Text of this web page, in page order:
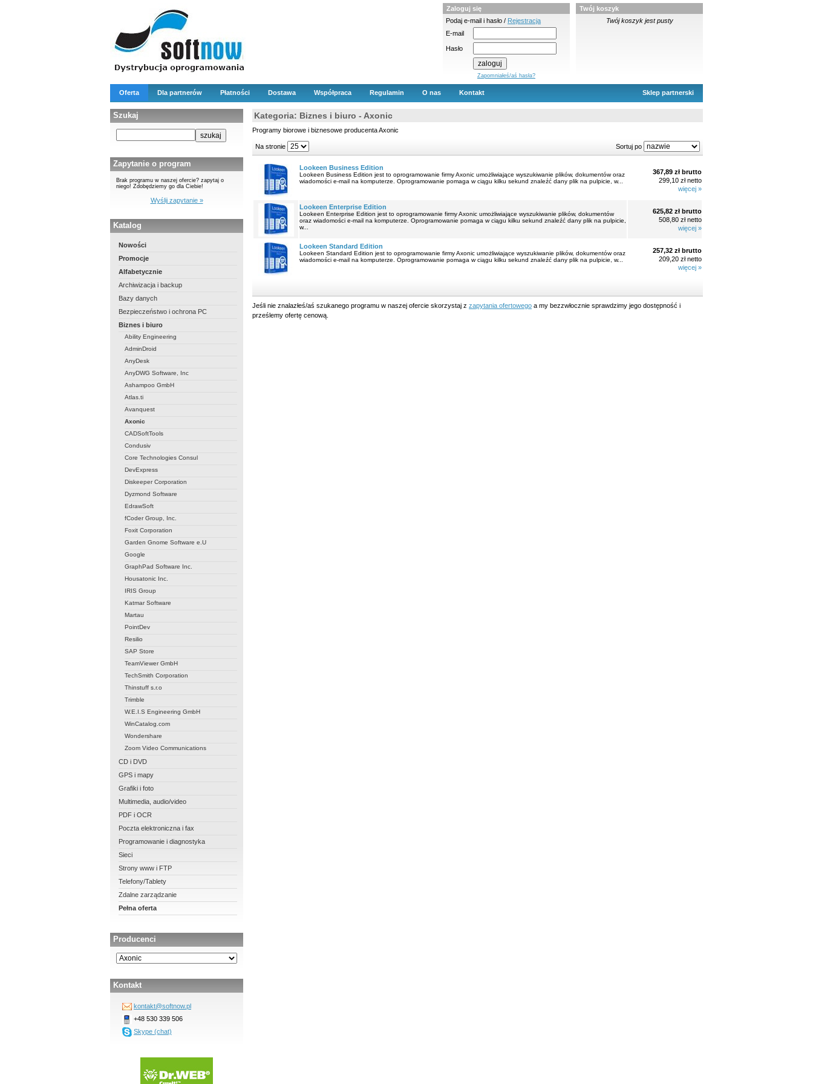
Zaloguj się
Podaj e-mail i hasło / Rejestracja
E-mail
Hasło
Zapomniałeś/aś hasła?
Twój koszyk
Twój koszyk jest pusty
Oferta Dla partnerów Płatności Dostawa Współpraca Regulamin O nas Kontakt Sklep partnerski
Szukaj
Zapytanie o program
Brak programu w naszej ofercie? zapytaj o
niego! Zdobędziemy go dla Ciebie!
Wyślij zapytanie »
Katalog
Nowości
Promocje
Alfabetycznie
Archiwizacja i backup
Bazy danych
Bezpieczeństwo i ochrona PC
Biznes i biuro
Ability Engineering
AdminDroid
AnyDesk
AnyDWG Software, Inc
Ashampoo GmbH
Atlas.ti
Avanquest
Axonic
CADSoftTools
Condusiv
Core Technologies Consul
DevExpress
Diskeeper Corporation
Dyzmond Software
EdrawSoft
fCoder Group, Inc.
Foxit Corporation
Garden Gnome Software e.U
Google
GraphPad Software Inc.
Housatonic Inc.
IRIS Group
Katmar Software
Martau
PointDev
Resilio
SAP Store
TeamViewer GmbH
TechSmith Corporation
Thinstuff s.r.o
Trimble
W.E.I.S Engineering GmbH
WinCatalog.com
Wondershare
Zoom Video Communications
CD i DVD
GPS i mapy
Grafiki i foto
Multimedia, audio/video
PDF i OCR
Poczta elektroniczna i fax
Programowanie i diagnostyka
Sieci
Strony www i FTP
Telefony/Tablety
Zdalne zarządzanie
Pełna oferta
Producenci
Kontakt
kontakt@softnow.pl
+48 530 339 506
Skype (chat)
Kategoria: Biznes i biuro - Axonic
Programy biorowe i biznesowe producenta Axonic
Na stronie Sortuj po
Lookeen Business Edition
Lookeen Business Edition jest to oprogramowanie firmy Axonic umożliwiające wyszukiwanie plików, dokumentów oraz
wiadomości e-mail na komputerze. Oprogramowanie pomaga w ciągu kilku sekund znaleźć dany plik na pulpicie, w...
367,89 zł brutto
299,10 zł netto
więcej »
Lookeen Enterprise Edition
Lookeen Enterprise Edition jest to oprogramowanie firmy Axonic umożliwiające wyszukiwanie plików, dokumentów
oraz wiadomości e-mail na komputerze. Oprogramowanie pomaga w ciągu kilku sekund znaleźć dany plik na pulpicie,
w...
625,82 zł brutto
508,80 zł netto
więcej »
Lookeen Standard Edition
Lookeen Standard Edition jest to oprogramowanie firmy Axonic umożliwiające wyszukiwanie plików, dokumentów oraz
wiadomości e-mail na komputerze. Oprogramowanie pomaga w ciągu kilku sekund znaleźć dany plik na pulpicie, w...
257,32 zł brutto
209,20 zł netto
więcej »
Jeśli nie znalazłeś/aś szukanego programu w naszej ofercie skorzystaj z zapytania ofertowego a my bezzwłocznie sprawdzimy jego dostępność i
prześlemy ofertę cenową.